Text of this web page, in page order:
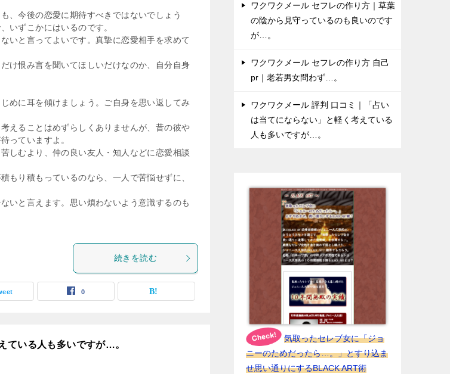
、今後の恋愛に期待すべきではないでしょう
いずこかにはいるのです。
いと言ってよいです。真摯に恋愛相手を求めて
け恨み言を聞いてほしいだけなのか、自分自身
めに耳を傾けましょう。ご自身を思い返してみ
えることはめずらしくありませんが、昔の彼や
っていますよ。
しむより、仲の良い友人・知人などに恋愛相談
もり積もっているのなら、一人で苦悩せずに、
いと言えます。思い煩わないよう意識するのも
続きを読む
0
ている人も多いですが…。
ワクワクメール セフレの作り方｜草葉
の陰から見守っているのも良いのです
が…。
ワクワクメール セフレの作り方 自己
pr｜老若男女問わず…。
ワクワクメール 評判 口コミ｜「占い
は当てにならない」と軽く考えている
人も多いですが…。
気取ったセレブ女に「ジョ
ニーのためだったら…。」とすり込ま
せ思い通りにするBLACK ART術